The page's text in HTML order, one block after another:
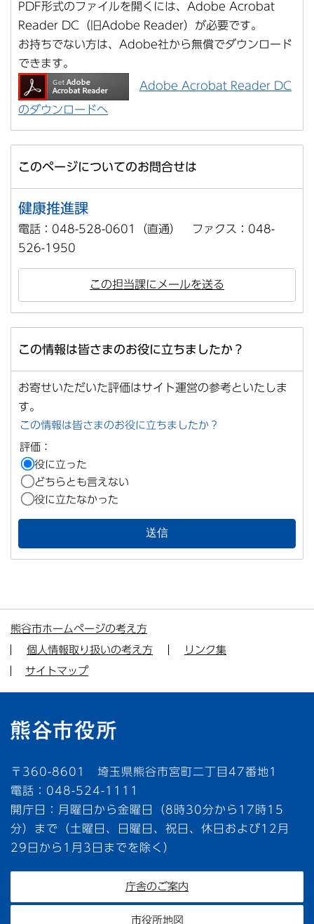
PDF形式のファイルを開くには、Adobe Acrobat
Reader DC（旧Adobe Reader）が必要です。
お持ちでない方は、Adobe社から無償でダウンロード
できます。
Adobe Acrobat Reader DC
のダウンロードへ
このページについてのお問合せは
健康推進課
電話：048-528-0601（直通） ファクス：048-
526-1950
この担当課にメールを送る
この情報は皆さまのお役に立ちましたか？
お寄せいただいた評価はサイト運営の参考といたしま
す。
この情報は皆さまのお役に立ちましたか？
評価：
役に立った
どちらとも言えない
役に立たなかった
熊谷市ホームページの考え方
個人情報取り扱いの考え方
リンク集
サイトマップ
〒360-8601 埼玉県熊谷市宮町二丁目47番地1
電話：048-524-1111
開庁日：月曜日から金曜日（8時30分から17時15
分）まで（土曜日、日曜日、祝日、休日および12月
29日から1月3日までを除く）
庁舎のご案内
市役所地図